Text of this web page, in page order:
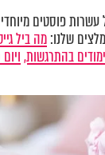
עשרות פוסטים
שלנו:מה ביל
בהתרגשות,